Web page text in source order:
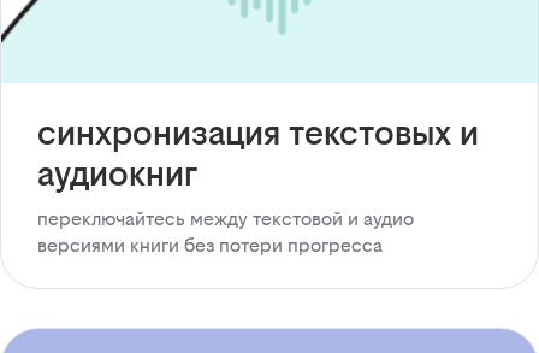
синхронизация текстовых и
аудиокниг
переключайтесь между текстовой и аудио
версиями книги без потери прогресса